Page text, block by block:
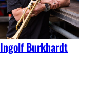
Ingolf Burkhardt